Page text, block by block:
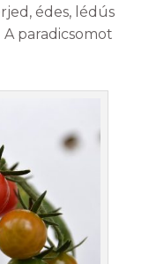
édes, lédús
paradicsomot